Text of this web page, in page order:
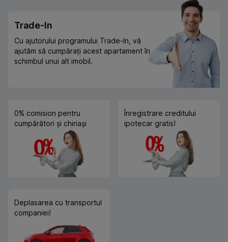
Trade-In
Cu ajutorului programului Trade-In, vă
ajutăm să cumpărați acest apartament în
schimbul unui alt imobil.
0% comision pentru
cumpărători și chiriași
Înregistrare creditului
ipotecar gratis!
Deplasarea cu transportul
companiei!